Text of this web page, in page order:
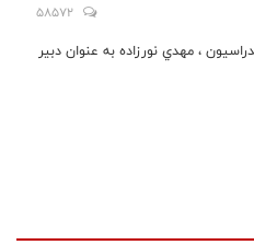
58572
، مهدي نورزاده به عنوان دبير